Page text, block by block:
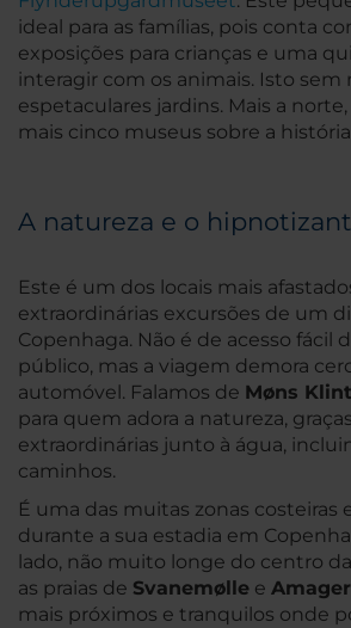
ideal para as famílias, pois conta
exposições para crianças e uma
interagir com os animais. Isto sem
espetaculares jardins. Mais a
mais cinco museus sobre a
A natureza e o
Este é um dos locais mais
extraordinárias excursões de um
Copenhaga. Não é de acesso fácil
público, mas a viagem demora
automóvel. Falamos de Møns Klint
para quem adora a natureza,
extraordinárias junto à água,
caminhos.
É uma das muitas zonas costeiras
durante a sua estadia em
lado, não muito longe do centro
as praias de Svanemølle e Amager
mais próximos e tranquilos onde